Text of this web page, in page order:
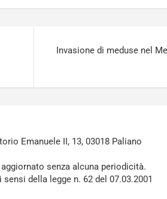
Invasione di meduse nel
Emanuele II, 13, 03018 Paliano
senza alcuna periodicità.
della legge n. 62 del 07.03.2001